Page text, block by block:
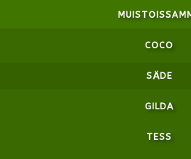
COCO
SÄDE
GILDA
TESS